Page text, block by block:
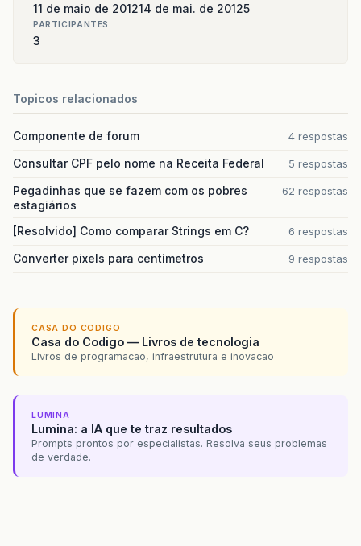
11 de maio de 201214 de mai. de 20125
PARTICIPANTES
3
Topicos relacionados
Componente de forum 4 respostas
Consultar CPF pelo nome na Receita Federal 5 respostas
Pegadinhas que se fazem com os pobres
estagiários
62 respostas
[Resolvido] Como comparar Strings em C? 6 respostas
Converter pixels para centímetros 9 respostas
CASA DO CODIGO
Casa do Codigo — Livros de tecnologia
Livros de programacao, infraestrutura e inovacao
LUMINA
Lumina: a IA que te traz resultados
Prompts prontos por especialistas. Resolva seus problemas
de verdade.